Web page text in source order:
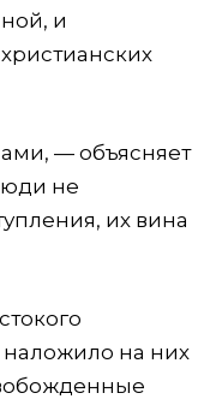
и
— объясняет
не
их вина
на них